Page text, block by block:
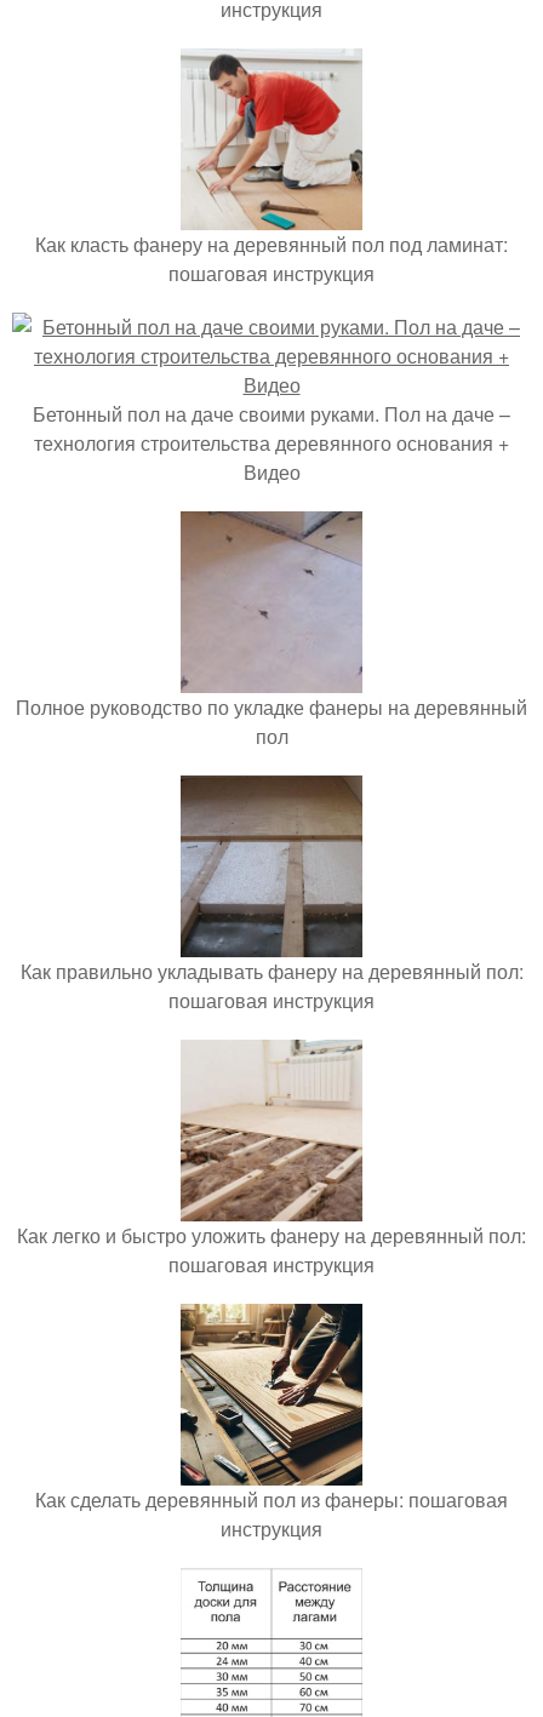
инструкция
Как класть фанеру на деревянный пол под ламинат:
пошаговая инструкция
Бетонный пол на даче своими руками. Пол на даче –
технология строительства деревянного основания +
Видео
Полное руководство по укладке фанеры на деревянный
пол
Как правильно укладывать фанеру на деревянный пол:
пошаговая инструкция
Как легко и быстро уложить фанеру на деревянный пол:
пошаговая инструкция
Как сделать деревянный пол из фанеры: пошаговая
инструкция